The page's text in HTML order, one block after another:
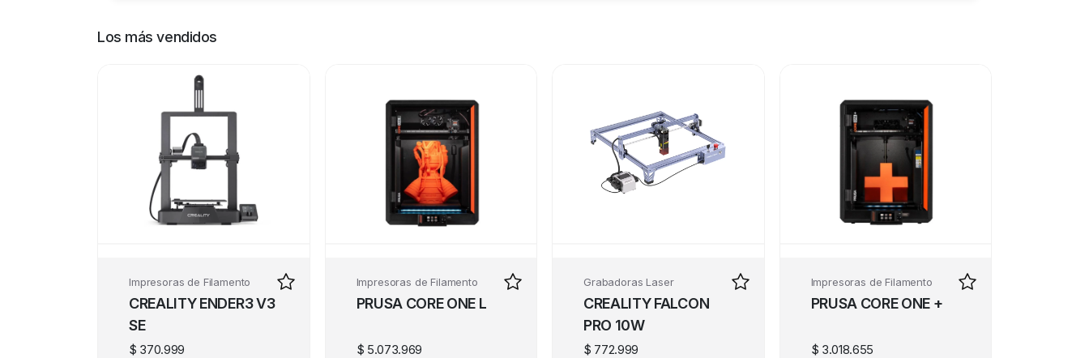
Los más vendidos
Impresoras de Filamento
CREALITY ENDER3 V3
SE
$ 370.999
Impresoras de Filamento
PRUSA CORE ONE L
$ 5.073.969
Grabadoras Laser
CREALITY FALCON
PRO 10W
$ 772.999
Impresoras de Filamento
PRUSA CORE ONE +
$ 3.018.655